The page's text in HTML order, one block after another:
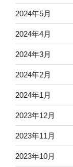
2024年5月
2024年4月
2024年3月
2024年2月
2024年1月
2023年12月
2023年11月
2023年10月